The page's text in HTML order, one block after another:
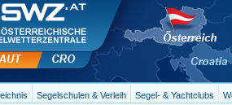
Segelschulen & Verleih Segel- & Yachtclubs